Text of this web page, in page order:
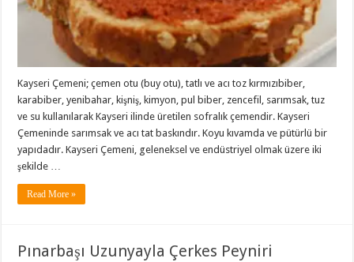
Kayseri Çemeni; çemen otu (buy otu), tatlı ve acı toz kırmızıbiber,
karabiber, yenibahar, kişniş, kimyon, pul biber, zencefil, sarımsak, tuz
ve su kullanılarak Kayseri ilinde üretilen sofralık çemendir. Kayseri
Çemeninde sarımsak ve acı tat baskındır. Koyu kıvamda ve pütürlü bir
yapıdadır. Kayseri Çemeni, geleneksel ve endüstriyel olmak üzere iki
şekilde …
Read More »
Pınarbaşı Uzunyayla Çerkes Peyniri